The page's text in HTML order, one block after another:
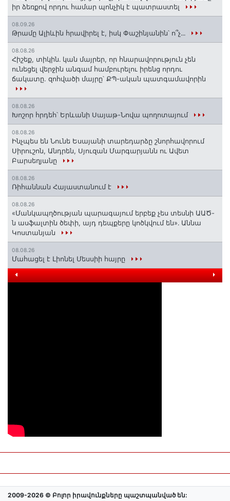
իր ձեռքով որդու համար պոնչիկ է պատրաստել
08.09.26
Թրամը Ալիևին հրավիրել է, իսկ Փաշինյանին՝ ո՞չ․․․
08.08.26
Հիշեք, տիկին․ կան մայրեր, որ հնարավորություն չեն
ունեցել վերջին անգամ համբուրելու իրենց որդու
ճակատը. զոհվածի մայրը՝ ՔՊ-ական պատգամավորին
08.08.26
Խոշոր հրդեհ՝ Երևանի Սայաթ-Նովա պողոտայում
08.08.26
Ինչպես են Նունե Եսայանի տարեդարձը շնորհավորում
Սիրուշոն, Անդրեն, Սյուզան Մարգարյանն ու Ավետ
Բարսեղյանը
08.08.26
Ռիհաննան Հայաստանում է
08.08.26
«Մանկապղծության պարագայում երբեք չես տեսնի ԱԱԾ-
ն ասֆալտին ծեփի, այդ դեպքերը կոծկվում են»․ Աննա
Կոստանյան
08.08.26
Մահացել է Լիոնել Մեսսիի հայրը
2009-2026 © Բոլոր իրավունքները պաշտպանված են: